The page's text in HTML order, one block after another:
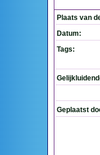
Plaats van
Datum:
Tags:
Geplaatst